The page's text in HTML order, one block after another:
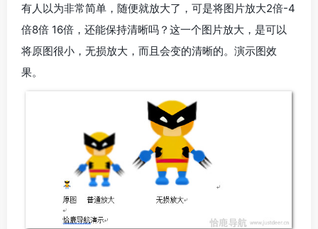
有人以为非常简单，随便就放大了，可是将图片放大2倍-4
倍8倍 16倍，还能保持清晰吗？这一个图片放大，是可以
将原图很小，无损放大，而且会变的清晰的。演示图效
果。